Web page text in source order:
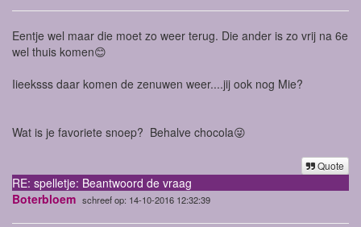
Eentje wel maar die moet zo weer terug. Die ander is zo vrij na 6e
wel thuis komen😊
Iieeksss daar komen de zenuwen weer....jij ook nog Mie?
Wat is je favoriete snoep? Behalve chocola😜
Quote
RE: spelletje: Beantwoord de vraag
Boterbloem schreef op: 14-10-2016 12:32:39